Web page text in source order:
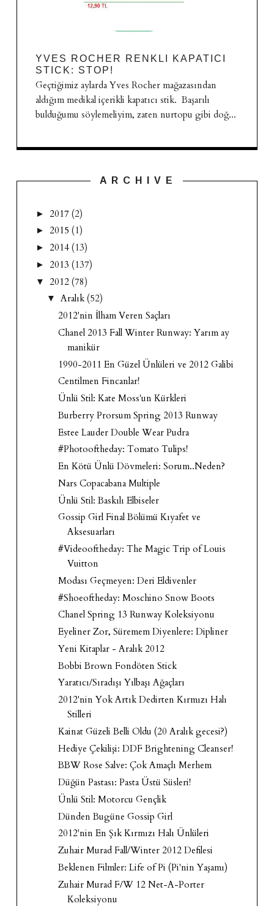
YVES ROCHER RENKLI KAPATICI
STICK: STOP!
Geçtiğimiz aylarda Yves Rocher mağazasından
aldığım medikal içerikli kapatıcı stik. Başarılı
bulduğumu söylemeliyim, zaten nurtopu gibi doğ...
A R C H I V E
► 2017 (2)
► 2015 (1)
► 2014 (13)
► 2013 (137)
▼ 2012 (78)
▼ Aralık (52)
2012'nin İlham Veren Saçları
Chanel 2013 Fall Winter Runway: Yarım ay
manikür
1990-2011 En Güzel Ünlüleri ve 2012 Galibi
Centilmen Fincanlar!
Ünlü Stil: Kate Moss'un Kürkleri
Burberry Prorsum Spring 2013 Runway
Estee Lauder Double Wear Pudra
#Photooftheday: Tomato Tulips!
En Kötü Ünlü Dövmeleri: Sorum..Neden?
Nars Copacabana Multiple
Ünlü Stil: Baskılı Elbiseler
Gossip Girl Final Bölümü Kıyafet ve
Aksesuarları
#Videooftheday: The Magic Trip of Louis
Vuitton
Modası Geçmeyen: Deri Eldivenler
#Shoeoftheday: Moschino Snow Boots
Chanel Spring 13 Runway Koleksiyonu
Eyeliner Zor, Süremem Diyenlere: Dipliner
Yeni Kitaplar - Aralık 2012
Bobbi Brown Fondöten Stick
Yaratıcı/Sıradışı Yılbaşı Ağaçları
2012'nin Yok Artık Dedirten Kırmızı Halı
Stilleri
Kainat Güzeli Belli Oldu (20 Aralık gecesi?)
Hediye Çekilişi: DDF Brightening Cleanser!
BBW Rose Salve: Çok Amaçlı Merhem
Düğün Pastası: Pasta Üstü Süsleri!
Ünlü Stil: Motorcu Gençlik
Dünden Bugüne Gossip Girl
2012'nin En Şık Kırmızı Halı Ünlüleri
Zuhair Murad Fall/Winter 2012 Defilesi
Beklenen Filmler: Life of Pi (Pi'nin Yaşamı)
Zuhair Murad F/W 12 Net-A-Porter
Koleksiyonu